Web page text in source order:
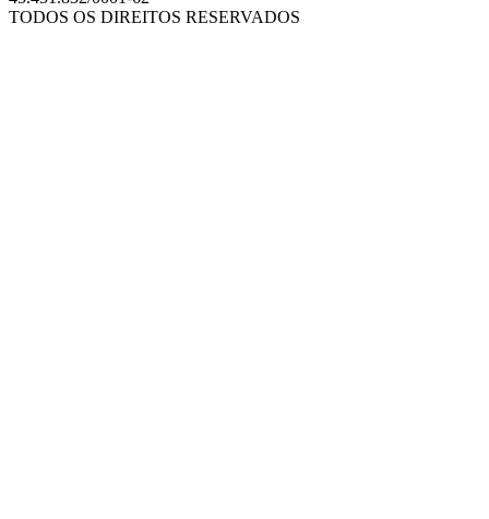
TODOS OS DIREITOS RESERVADOS